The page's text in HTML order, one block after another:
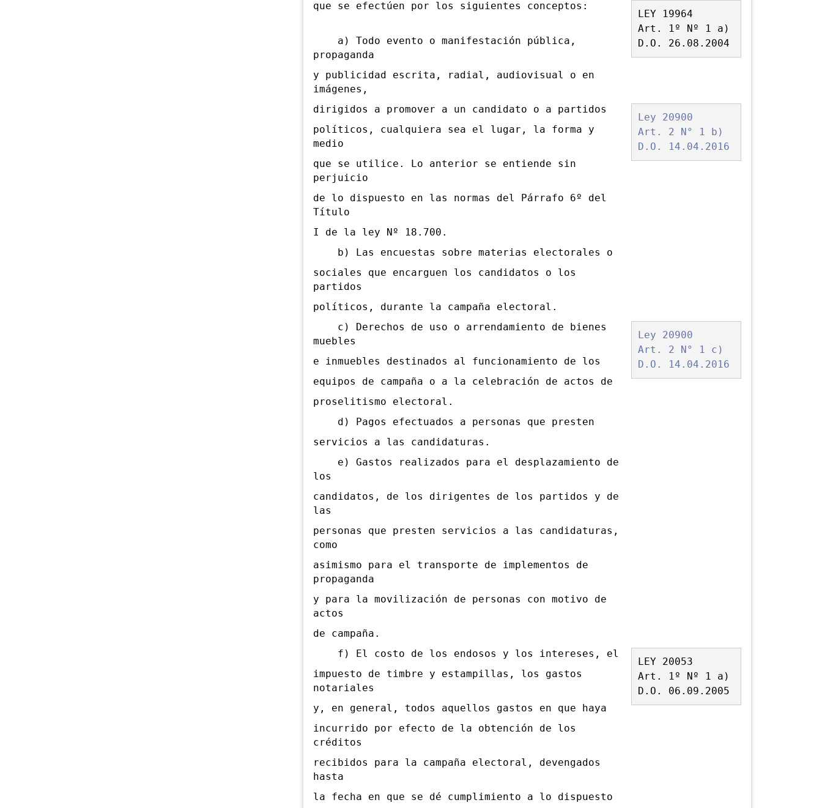
que se
LEY 19964
Art. 1º Nº 1 a)
D.O. 26.08.2004
efectúen por los siguientes conceptos:
a) Todo evento o manifestación pública,
propaganda
y publicidad escrita, radial, audiovisual o en
imágenes,
dirigidos a promover a un candidato o a partidos
Ley 20900
Art. 2 N° 1 b)
D.O. 14.04.2016
políticos, cualquiera sea el lugar, la forma y
medio
que se utilice. Lo anterior se entiende sin
perjuicio
de lo dispuesto en las normas del Párrafo 6º del
Título
I de la ley Nº 18.700.
b) Las encuestas sobre materias electorales o
sociales que encarguen los candidatos o los
partidos
políticos, durante la campaña electoral.
c) Derechos de uso o arrendamiento
Ley 20900
Art. 2 N° 1 c)
D.O. 14.04.2016
de bienes
muebles
e inmuebles destinados al funcionamiento de los
equipos de campaña o a la celebración de actos de
proselitismo electoral.
d) Pagos efectuados a personas que presten
servicios a las candidaturas.
e) Gastos realizados para el desplazamiento de
los
candidatos, de los dirigentes de los partidos y de
las
personas que presten servicios a las candidaturas,
como
asimismo para el transporte de implementos de
propaganda
y para la movilización de personas con motivo de
actos
de campaña.
f) El costo de los endosos y los intereses, el
LEY 20053
Art. 1º Nº 1 a)
D.O. 06.09.2005
impuesto de timbre y estampillas, los gastos
notariales
y, en general, todos aquellos gastos en que haya
incurrido por efecto de la obtención de los
créditos
recibidos para la campaña electoral, devengados
hasta
la fecha en que se dé cumplimiento a lo dispuesto